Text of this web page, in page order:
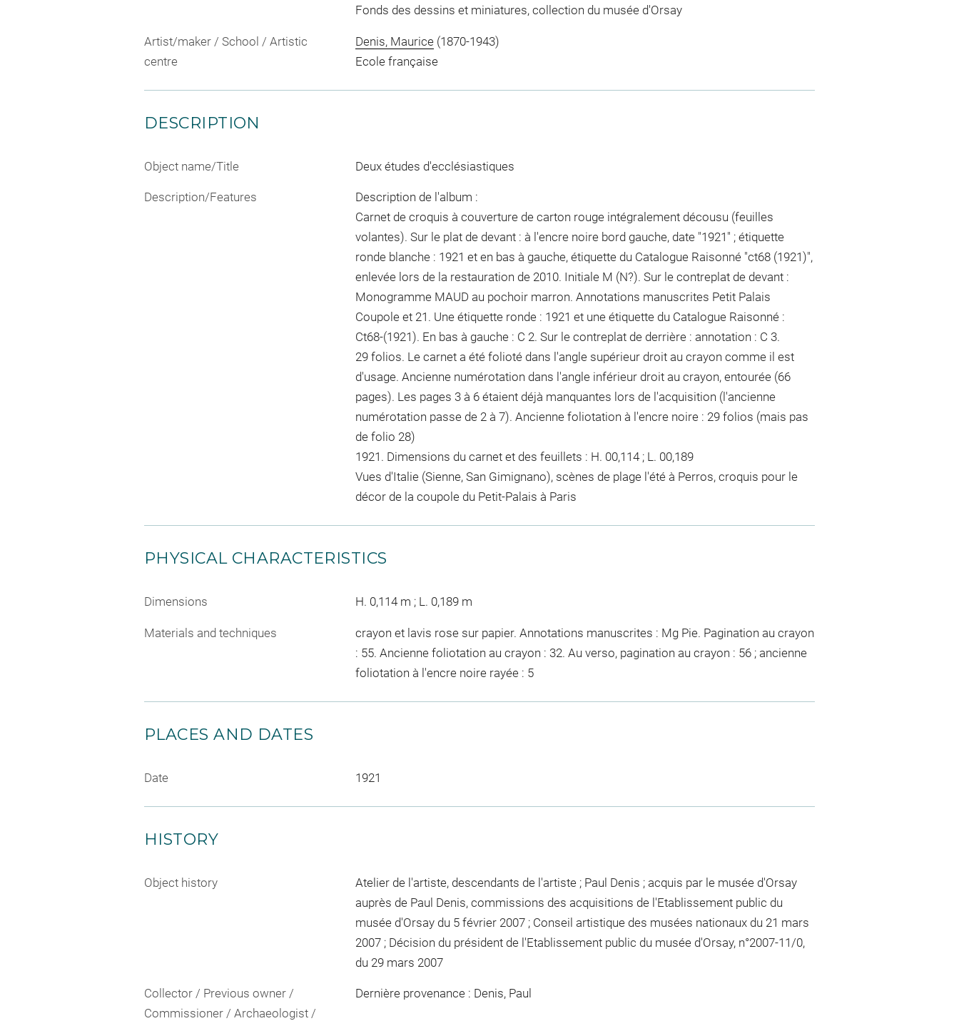
Fonds des dessins et miniatures, collection du musée d'Orsay
Artist/maker / School / Artistic
centre
Denis, Maurice(1870-1943)
Ecole française
DESCRIPTION
Object name/Title Deux études d'ecclésiastiques
Description/Features
Description de l'album :
Carnet de croquis à couverture de carton rouge intégralement décousu (feuilles
volantes). Sur le plat de devant : à l'encre noire bord gauche, date "1921" ; étiquette
ronde blanche : 1921 et en bas à gauche, étiquette du Catalogue Raisonné "ct68 (1921)",
enlevée lors de la restauration de 2010. Initiale M (N?). Sur le contreplat de devant :
Monogramme MAUD au pochoir marron. Annotations manuscrites Petit Palais
Coupole et 21. Une étiquette ronde : 1921 et une étiquette du Catalogue Raisonné :
Ct68-(1921). En bas à gauche : C 2. Sur le contreplat de derrière : annotation : C 3.
29 folios. Le carnet a été folioté dans l'angle supérieur droit au crayon comme il est
d'usage. Ancienne numérotation dans l'angle inférieur droit au crayon, entourée (66
pages). Les pages 3 à 6 étaient déjà manquantes lors de l'acquisition (l'ancienne
numérotation passe de 2 à 7). Ancienne foliotation à l'encre noire : 29 folios (mais pas
de folio 28)
1921. Dimensions du carnet et des feuillets : H. 00,114 ; L. 00,189
Vues d'Italie (Sienne, San Gimignano), scènes de plage l'été à Perros, croquis pour le
décor de la coupole du Petit-Palais à Paris
PHYSICAL CHARACTERISTICS
Dimensions H. 0,114 m ; L. 0,189 m
Materials and techniques
crayon et lavis rose sur papier. Annotations manuscrites : Mg Pie. Pagination au crayon
: 55. Ancienne foliotation au crayon : 32. Au verso, pagination au crayon : 56 ; ancienne
foliotation à l'encre noire rayée : 5
PLACES AND DATES
Date 1921
HISTORY
Object history
Atelier de l'artiste, descendants de l'artiste ; Paul Denis ; acquis par le musée d'Orsay
auprès de Paul Denis, commissions des acquisitions de l'Etablissement public du
musée d'Orsay du 5 février 2007 ; Conseil artistique des musées nationaux du 21 mars
2007 ; Décision du président de l'Etablissement public du musée d'Orsay, n°2007-11/0,
du 29 mars 2007
Collector / Previous owner /
Commissioner / Archaeologist /
Dernière provenance : Denis, Paul